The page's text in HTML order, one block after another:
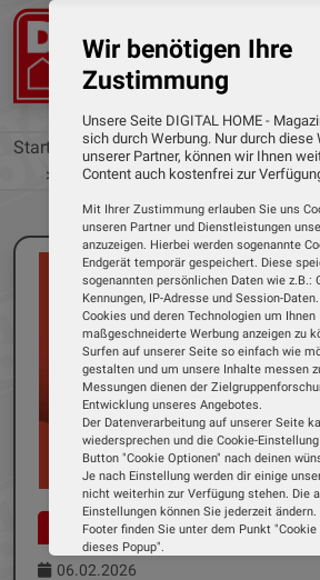
Startseite
News
HD+ und Dyn schnüren
EDITOR NEWS
06.02.2026
Wir benötigen Ihre
Zustimmung
Unsere Seite DIGITAL HOME -
sich durch Werbung. Nur durch diese
unserer Partner, können wir Ihnen
Content auch kostenfrei zur
Mit Ihrer Zustimmung erlauben Sie uns
unseren Partner und Dienstleistungen
anzuzeigen. Hierbei werden sogenannte
Endgerät temporär gespeichert. Diese
sogenannten persönlichen Daten wie z.B.:
Kennungen, IP-Adresse und Session-
Cookies und deren Technologien um Ihnen
maßgeschneiderte Werbung anzeigen zu
Surfen auf unserer Seite so einfach wie
gestalten und um unsere Inhalte messen
Messungen dienen der
Entwicklung unseres Angebotes.
Der Datenverarbeitung auf unserer Seite
wiedersprechen und die Cookie-
Button "Cookie Optionen" nach deinen
Je nach Einstellung werden dir einige
nicht weiterhin zur Verfügung stehen. Die
Einstellungen können Sie jederzeit ändern.
Footer finden Sie unter dem Punkt "Cookie
dieses Popup".
Wir verwenden Cookies, um Ihnen die